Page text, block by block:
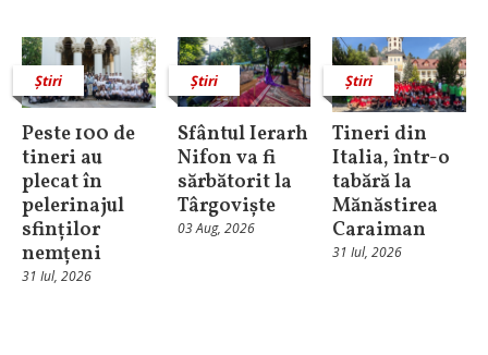
Știri
Peste 100 de
tineri au
plecat în
pelerinajul
sfinților
nemțeni
31 Iul, 2026
Știri
Sfântul Ierarh
Nifon va fi
sărbătorit la
Târgoviște
03 Aug, 2026
Știri
Tineri din
Italia, într-o
tabără la
Mănăstirea
Caraiman
31 Iul, 2026